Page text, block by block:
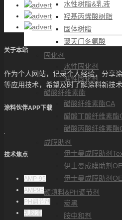
水性树脂&乳液
羟基丙烯酸树脂
固体树脂
聚天门冬氨酸
固化剂
水性固化剂
油性固化剂
醋酸纤维素酯
醋酸纤维素酯CA
醋酸丁酸纤维素酯
醋酸丙酸纤维素酯
成膜助剂
伊士曼成膜助剂
伊士曼成膜助剂
伊士曼成膜助剂
颜填料&PH调节剂
炭黑
胺中和剂
关于本站
作为个人网站，记录个人经验，分享
等应用技术，希望及时了解涂料新技
涂料伙伴APP下载
技术焦点
AMP-95
AMP95
PH调节剂
乳胶漆